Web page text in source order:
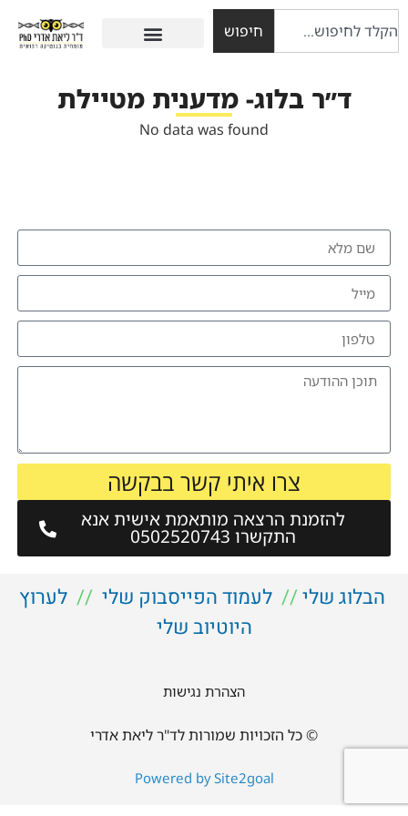
חיפוש
ד״ר בלוג- מדענית מטיילת
No data was found
צרו איתי קשר בבקשה
להזמנת הרצאה מותאמת אישית אנא
התקשרו 0502520743
הבלוג שלי// לעמוד הפייסבוק שלי //לערוץ
היוטיוב שלי
הצהרת נגישות
© כל הזכויות שמורות לד"ר ליאת אדרי
Powered by Site2goal